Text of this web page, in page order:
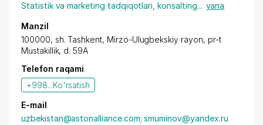
Statistik va marketing tadqiqotlari, konsalting... yana
Manzil
100000, sh. Tashkent, Mirzo-Ulugbekskiy rayon, pr-t
Mustakillik, d. 59A
Telefon raqami
+998...Ko'rsatish
E-mail
uzbekistan@astonalliance.com; smuminov@yandex.ru